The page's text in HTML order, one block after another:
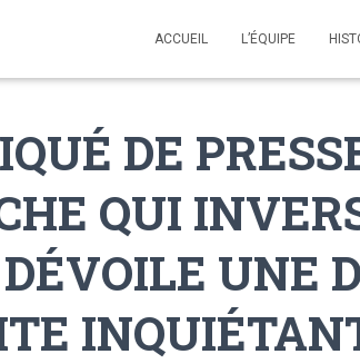
ACCUEIL L’ÉQUIPE
DE
QUI
UNE